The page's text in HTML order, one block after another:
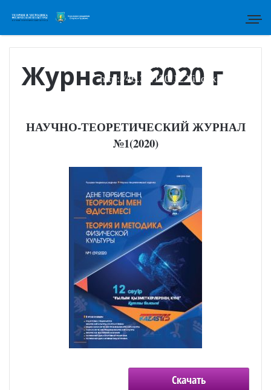
Для отправки статьи просим
перейти по ссылке:
http://46.34.130.122/index.php/tmfk
Журналы 2020 г
НАУЧНО-ТЕОРЕТИЧЕСКИЙ ЖУРНАЛ
№1(2020)
Скачать